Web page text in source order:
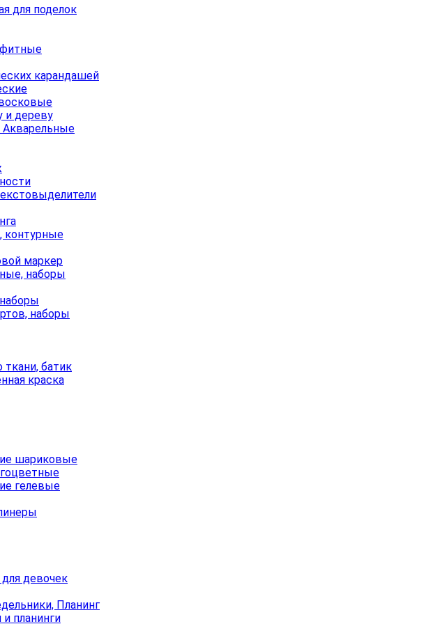
для поделок
карандашей
и дереву
контурные
маркер
наборы
наборы
батик
краска
шариковые
гелевые
девочек
Планинг
планинги